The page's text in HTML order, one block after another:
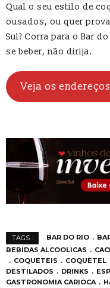
Qual o seu estilo de
ousados, ou quer
Sul? Corra para o Bar
se beber, não dirija.
Veja os
TAGS : BAR DO RIO
BEBIDAS ALCOOLICAS
COQUETEIS
COQUETEL
DESTILADOS
DRINKS
GASTRONOMIA CARIOCA